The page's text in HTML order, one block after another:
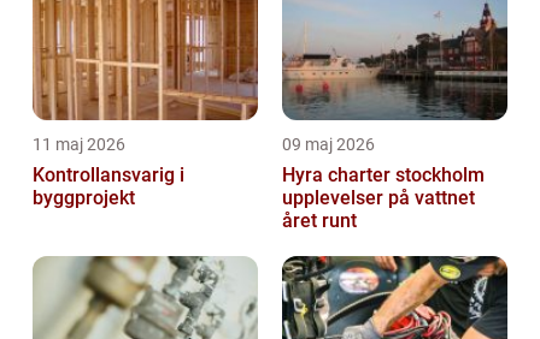
11 maj 2026
Kontrollansvarig i
byggprojekt
09 maj 2026
Hyra charter stockholm
upplevelser på vattnet
året runt